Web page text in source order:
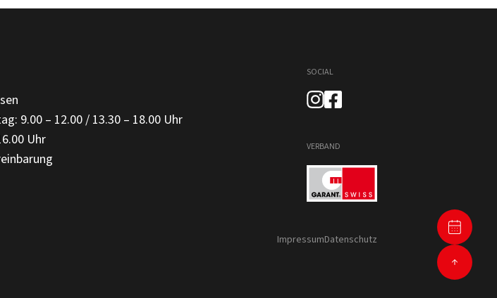
9.00 – 12.00 / 13.30 – 18.00 Uhr
Uhr
SOCIAL
VERBAND
ImpressumDatenschutz